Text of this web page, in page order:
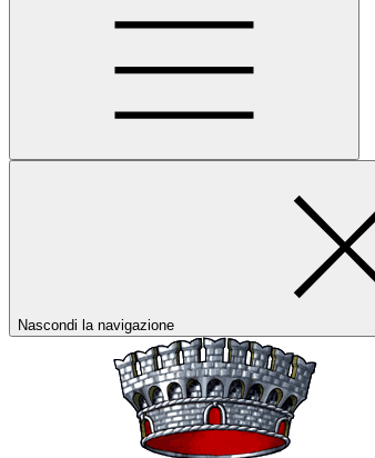
Nascondi la navigazione